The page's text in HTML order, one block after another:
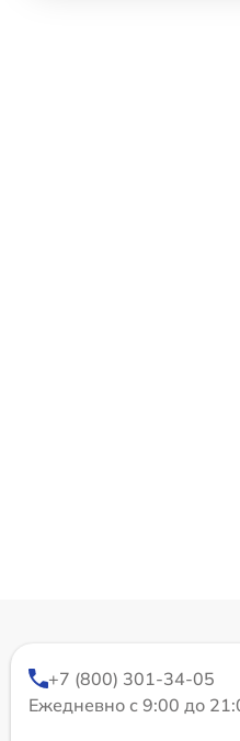
+7 (800) 301-34-05
Ежедневно с 9:00 до